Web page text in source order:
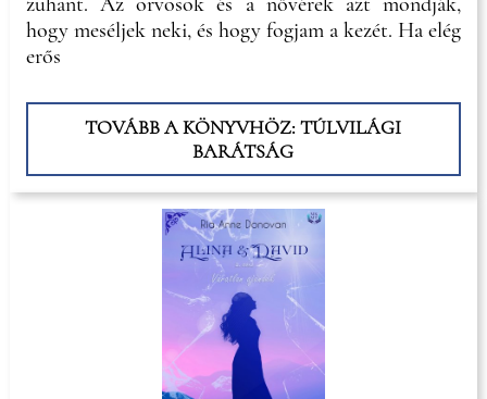
hogy meséljek neki, és hogy fogjam a kezét. Ha elég
erős
TOVÁBB A KÖNYVHÖZ: TÚLVILÁGI
BARÁTSÁG